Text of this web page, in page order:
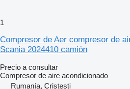
1
Compresor de Aer compresor de
Scania 2024410 camión
Precio a consultar
Compresor de aire acondicionado
Rumanía, Cristesti